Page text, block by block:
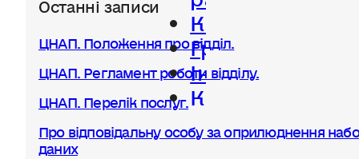
Керівництво
Громада
Інвестиції
Контакти
ЦНАП. Положення про відділ.
ЦНАП. Регламент роботи відділу.
ЦНАП. Перелік послуг.
Про відповідальну особу за оприлюднення
даних